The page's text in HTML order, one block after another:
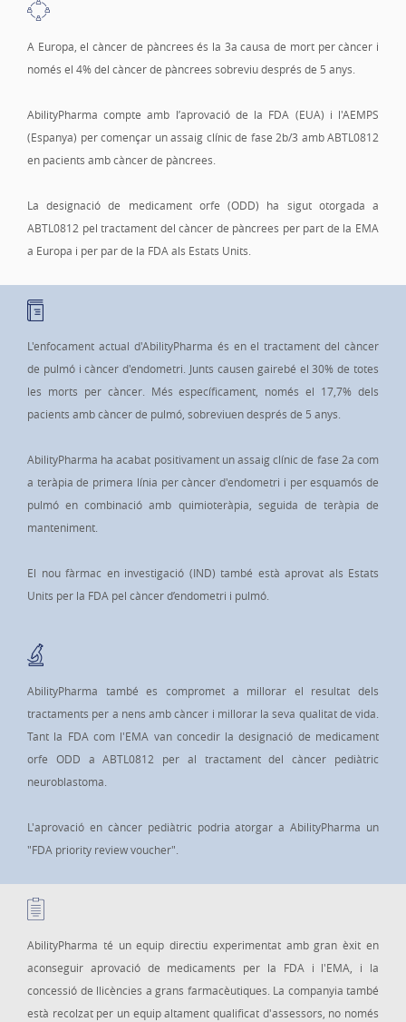
A Europa, el càncer de pàncrees és la 3a causa de mort per càncer i
només el 4% del càncer de pàncrees sobreviu després de 5 anys.
AbilityPharma compte amb l’aprovació de la FDA (EUA) i l'AEMPS
(Espanya) per començar un assaig clínic de fase 2b/3 amb ABTL0812
en pacients amb càncer de pàncrees.
La designació de medicament orfe (ODD) ha sigut otorgada a
ABTL0812 pel tractament del càncer de pàncrees per part de la EMA
a Europa i per par de la FDA als Estats Units.
L'enfocament actual d'AbilityPharma és en el tractament del càncer
de pulmó i càncer d'endometri. Junts causen gairebé el 30% de totes
les morts per càncer. Més específicament, només el 17,7% dels
pacients amb càncer de pulmó, sobreviuen després de 5 anys.
AbilityPharma ha acabat positivament un assaig clínic de fase 2a com
a teràpia de primera línia per càncer d'endometri i per esquamós de
pulmó en combinació amb quimioteràpia, seguida de teràpia de
manteniment.
El nou fàrmac en investigació (IND) també està aprovat als Estats
Units per la FDA pel càncer d’endometri i pulmó.
AbilityPharma també es compromet a millorar el resultat dels
tractaments per a nens amb càncer i millorar la seva qualitat de vida.
Tant la FDA com l'EMA van concedir la designació de medicament
orfe ODD a ABTL0812 per al tractament del càncer pediàtric
neuroblastoma.
L'aprovació en càncer pediàtric podria atorgar a AbilityPharma un
"FDA priority review voucher".
AbilityPharma té un equip directiu experimentat amb gran èxit en
aconseguir aprovació de medicaments per la FDA i l'EMA, i la
concessió de llicències a grans farmacèutiques. La companyia també
està recolzat per un equip altament qualificat d'assessors, no només